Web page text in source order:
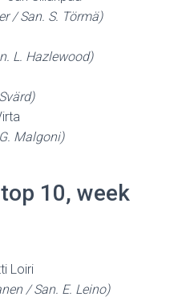
/ San. S. Törmä)
L. Hazlewood)
Malgoni)
10, week
Loiri
/ San. E. Leino)